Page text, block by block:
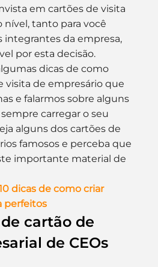
em cartões de visita
nível, tanto para você
integrantes da empresa,
por esta decisão.
dicas de como
visita de empresário que
e falarmos sobre alguns
carregar o seu
alguns dos cartões de
famosos e perceba que
importante material de
dicas de como criar
perfeitos
de cartão de
de CEOs